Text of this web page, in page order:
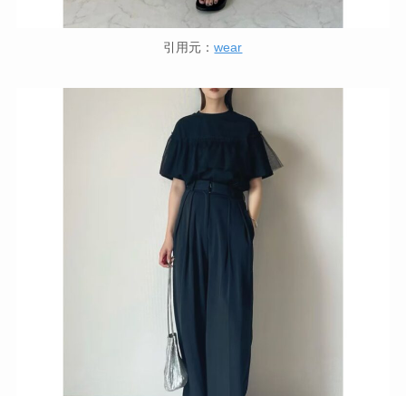
引用元：wear